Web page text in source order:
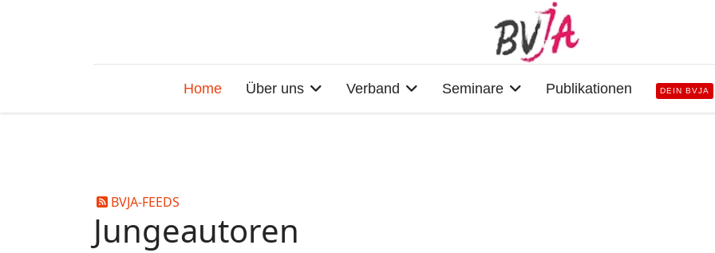
Home Über uns Verband Seminare Publikationen DEIN BVJA
BVJA-FEEDS
Jungeautoren